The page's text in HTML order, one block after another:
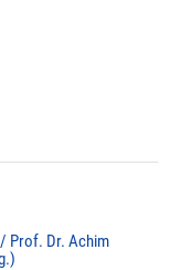
Prof. Dr. Achim